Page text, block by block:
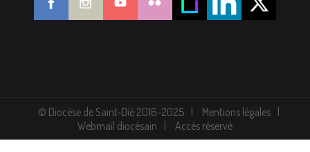
© Diocèse de Saint-Dié 2016-2025
Mentions légales
Webmail diocésain
Accès réservé